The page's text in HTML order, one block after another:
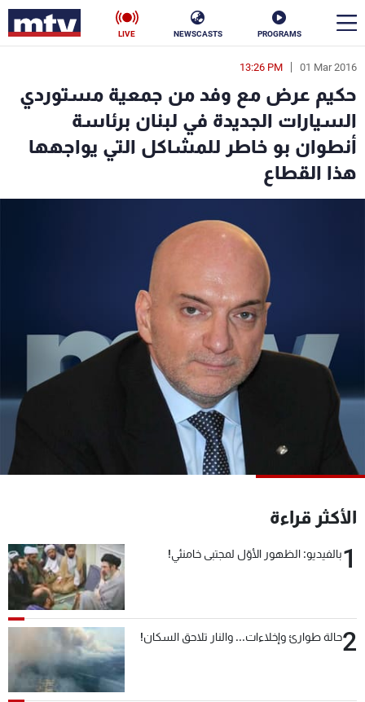
PROGRAMS
NEWSCASTS
LIVE
01 Mar 2016
13:26 PM
حكيم عرض مع وفد من جمعية مستوردي
السيارات الجديدة في لبنان برئاسة
أنطوان بو خاطر للمشاكل التي يواجهها
هذا القطاع
الأكثر قراءة
1بالفيديو: الظهور الأوّل لمجتبى خامنئي!
2حالة طوارئ وإخلاءات... والنار تلاحق السكان!
en
الأخبار
سياسة ناس
البرامج
جدول البرامج
شاهد البرامج
الترددات
عن MTV
الإنـتـاج
وظائف
تواصل معنا